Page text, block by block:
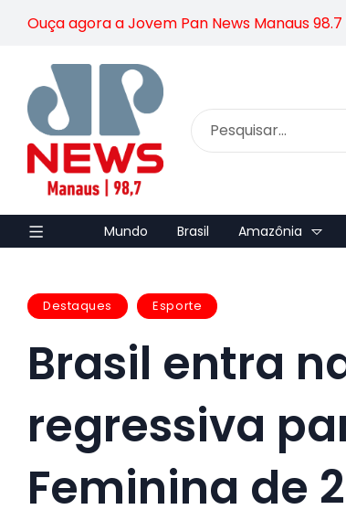
Ouça agora a Jovem Pan News Manaus 98.7
Mundo Brasil Amazônia
Destaques Esporte
Brasil entra
regressiva
Feminina de